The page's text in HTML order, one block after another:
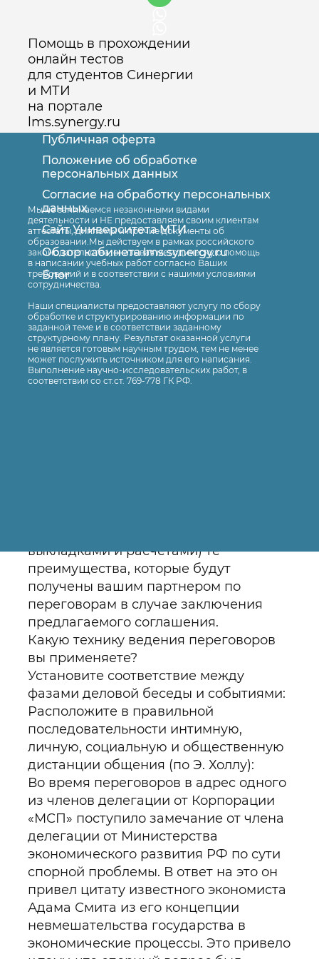
подготовке электронного письма,
можно утверждать, что разница между
полями «копия» (СС) и «слепая копия»
(ВСС) заключается в том, что …
Установите последовательность
уровней общения (по А.Б. Добровичу):
Этап переговоров, когда происходит
определение состава делегации и ее
руководителя – это …
Установите соответствие структур
невербального общения и их
содержания:
Руководитель подразделения собрал
на совещание работников и довел до
их сведения задание,
охарактеризовал круг задач и
назначил ответственных
исполнителей.
Определите вид совещания по
выкладками и расчетами) те
преимущества, которые будут
получены вашим партнером по
переговорам в случае заключения
предлагаемого соглашения.
Какую технику ведения переговоров
вы применяете?
Установите соответствие между
фазами деловой беседы и событиями:
Расположите в правильной
последовательности интимную,
личную, социальную и общественную
дистанции общения (по Э. Холлу):
Во время переговоров в адрес одного
из членов делегации от Корпорации
«МСП» поступило замечание от члена
делегации от Министерства
экономического развития РФ по сути
спорной проблемы. В ответ на это он
привел цитату известного экономиста
Адама Смита из его концепции
невмешательства государства в
экономические процессы. Это привело
Помощь в прохождении
онлайн тестов
для студентов Синергии
и МТИ
на портале
lms.synergy.ru
Оставить заявку
Публичная оферта
Положение об обработке
персональных данных
Согласие на обработку персональных
данных
Сайт Университета МТИ
Обзор кабинета lms.synergy.ru
Блог
Мы не занимаемся незаконными видами
деятельности и НЕ предоставляем своим клиентам
аттестаты, дипломы и прочие документы об
образовании.Мы действуем в рамках российского
законодательства, оказывая методическую помощь
в написании учебных работ согласно Ваших
требований и в соответствии с нашими условиями
сотрудничества.
Наши специалисты предоставляют услугу по сбору
обработке и структурированию информации по
заданной теме и в соответствии заданному
структурному плану. Результат оказанной услуги
не является готовым научным трудом, тем не менее
может послужить источником для его написания.
Выполнение научно-исследовательских работ, в
соответствии со ст.ст. 769-778 ГК РФ.